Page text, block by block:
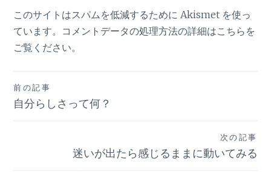
このサイトはスパムを低減するために Akismet を使っ
ています。 コメントデータの処理方法の詳細はこちらを
ご覧ください。
投
稿
前の記事
自分らしさって何？
次の記事
迷いが出たら感じるままに動いてみる